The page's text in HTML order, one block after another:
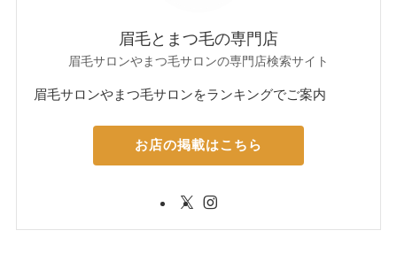
眉毛とまつ毛の専門店
眉毛サロンやまつ毛サロンの専門店検索サイト
眉毛サロンやまつ毛サロンをランキングでご案内
お店の掲載はこちら